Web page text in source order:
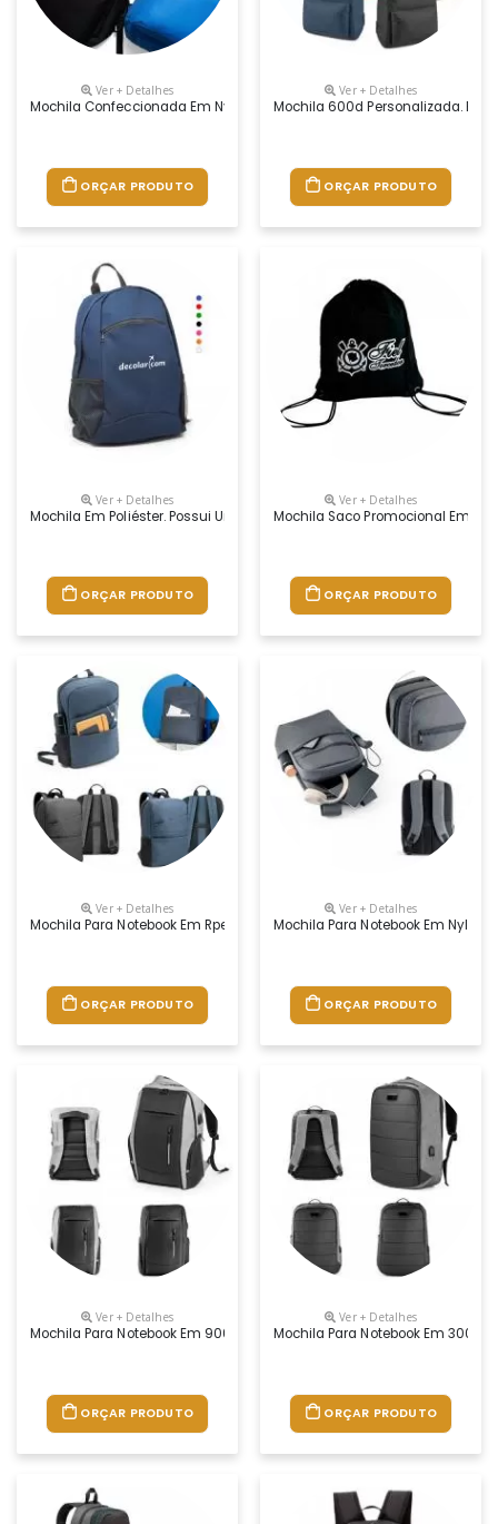
Ver + Detalhes
Mochila Confeccionada Em Nylon 17 Litros. Contém Bolso Frontal Com
ORÇAR PRODUTO
Ver + Detalhes
Mochila 600d Personalizada.
ORÇAR PRODUTO
Ver + Detalhes
Mochila Em Poliéster. Possui Um Bolso Frontal E Dois Bolsos Laterais
ORÇAR PRODUTO
Ver + Detalhes
Mochila Saco Promocional Em
ORÇAR PRODUTO
Ver + Detalhes
Mochila Para Notebook Em Rpet 600d Com Alças Almofadadas. O
ORÇAR PRODUTO
Ver + Detalhes
Mochila Para Notebook Em Nylon
ORÇAR PRODUTO
Ver + Detalhes
Mochila Para Notebook Em 900d E Tarpaulin Com 2 Compartimentos
ORÇAR PRODUTO
Ver + Detalhes
Mochila Para Notebook Em 300d
ORÇAR PRODUTO